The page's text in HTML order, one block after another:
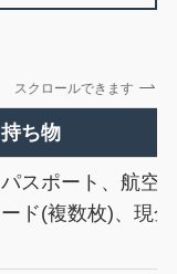
スクロールできます
持ち物
パスポート、航空
ード(複数枚)、現金